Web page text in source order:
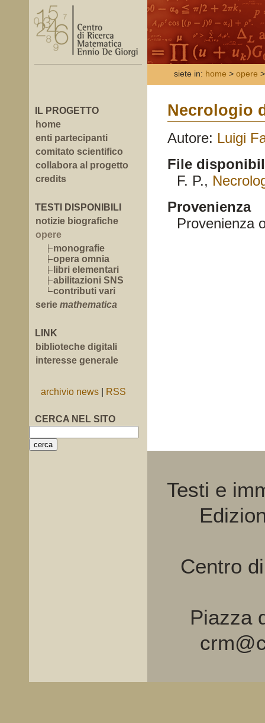
IL PROGETTO
home
enti partecipanti
comitato scientifico
collabora al progetto
credits
TESTI DISPONIBILI
notizie biografiche
opere
monografie
opera omnia
libri elementari
abilitazioni SNS
contributi vari
serie mathematica
LINK
biblioteche digitali
interesse generale
archivio news RSS
CERCA NEL SITO
siete in: home > opere
Necrologio
Autore: Luigi
File
F. P.,
Provenienza
Provenienza
Testi e
Centro
Piazza